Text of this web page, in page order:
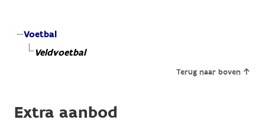
Voetbal
Veldvoetbal
Terug naar boven
Extra aanbod